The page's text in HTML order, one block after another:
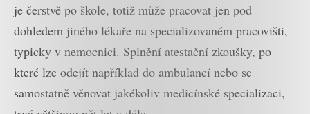
je čerstvě po škole, totiž může pracovat jen pod
dohledem jiného lékaře na specializovaném pracovišti,
typicky v nemocnici. Splnění atestační zkoušky, po
které lze odejít například do ambulancí nebo se
samostatně věnovat jakékoliv medicínské specializaci,